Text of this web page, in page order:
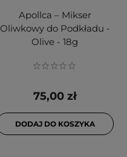
Apollca – Mikser
Oliwkowy do Podkładu -
Olive - 18g
75,00 zł
DODAJ DO KOSZYKA